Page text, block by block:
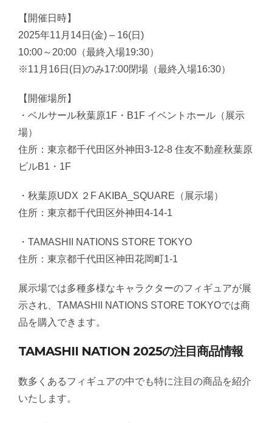
【開催日時】
2025年11月14日(金) – 16(日)
10:00～20:00（最終入場19:30）
※11月16日(日)のみ17:00閉場（最終入場16:30）
【開催場所】
・ベルサール秋葉原1F・B1F イベントホール（展示
場）
住所：東京都千代田区外神田3-12-8 住友不動産秋葉原
ビルB1・1F
・秋葉原UDX ２F AKIBA_SQUARE（展示場）
住所：東京都千代田区外神田4-14-1
・TAMASHII NATIONS STORE TOKYO
住所：東京都千代田区神田花岡町1-1
展示場では多種多様なキャラクターのフィギュアが展
示され、TAMASHII NATIONS STORE TOKYOでは商
品を購入できます。
TAMASHII NATION 2025の注目商品情報
数多くあるフィギュアの中でも特に注目の商品を紹介
いたします。